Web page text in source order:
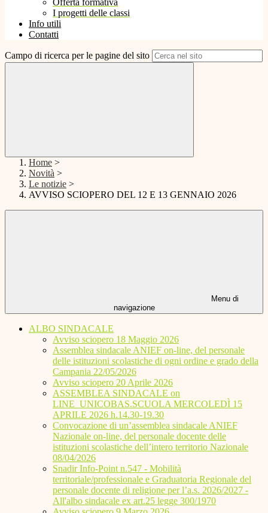
Offerta formativa
I progetti delle classi
Info utili
Contatti
Campo di ricerca per le pagine del sito
Home >
Novità >
Le notizie >
AVVISO SCIOPERO DEL 12 E 13 GENNAIO 2026
Menu di
navigazione
ALBO SINDACALE
Avviso sciopero 18 Maggio 2026
Assemblea sindacale ANIEF on-line, del personale
delle istituzioni scolastiche di ogni ordine e grado della
Campania 22/05/2026
Avviso sciopero 20 Aprile 2026
ASSEMBLEA SINDACALE on
LINE_UNICOBAS.SCUOLA MERCOLEDÌ 15
APRILE 2026 h.14.30-19.30
Convocazione di un’assemblea sindacale ANIEF
Nazionale on-line, del personale docente delle
istituzioni scolastiche dell’intero territorio Nazionale
08/04/2026
Snadir Info-Point n.547 - Mobilità
territoriale/professionale e Graduatoria Regionale del
personale docente di religione per l’a.s. 2026/2027 -
All'albo sindacale ex art.25 legge 300/1970